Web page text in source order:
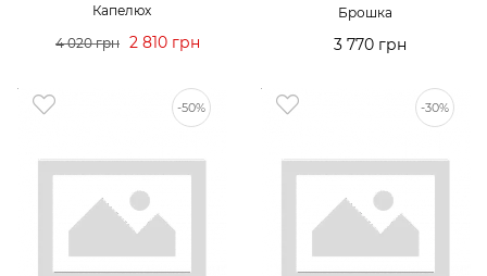
Капелюх
4 020 грн 2 810 грн
Брошка
3 770 грн
-50% -30%